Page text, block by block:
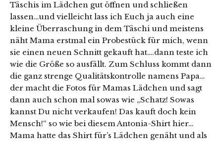
Täschis im Lädchen gut öffnen und schließen
lassen…und vielleicht lass ich Euch ja auch eine
kleine Überraschung in dem Täschi und meistens
näht Mama erstmal ein Probestück für mich, wenn
sie einen neuen Schnitt gekauft hat….dann teste ich
wie die Größe so ausfällt. Zum Schluss kommt dann
die ganz strenge Qualitätskontrolle namens Papa…
der macht die Fotos für Mamas Lädchen und sagt
dann auch schon mal sowas wie „Schatz! Sowas
kannst Du nicht verkaufen! Das kauft doch kein
Mensch!“ so wie bei diesem Antonia-Shirt hier…
Mama hatte das Shirt für’s Lädchen genäht und als